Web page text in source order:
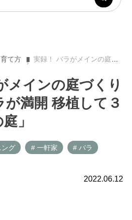
育て方 実録！ バラがメインの庭づくり第18回「バラが満開 移植して３年目の５月の庭」
メインの庭づくり
が満開 移植して３
」
グ # 一軒家 # バラ
2022.06.12